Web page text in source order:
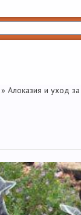
» Алоказия и уход